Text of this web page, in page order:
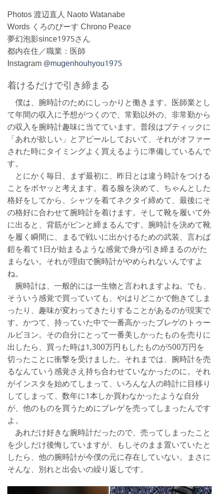
Photos 渡辺直人 Naoto Watanabe
Words くろのぴーす Chrono Peace
夢幻泡影since1975さん
都内在住／職業：医師
Instagram@mugenhouhyou1975
着けるだけで引き締まる
僕は、腕時計のためにしっかりと働きます。医師業とし
て年間の収入に予想がつくので、常勤以外の、非常勤から
の収入を腕時計趣味に当てています。普段はブティックに
「あれが欲しい」とアピールしておいて、それがオファー
された時にタイミングよく買えるように準備しているんで
す。
とにかく毎日、まず最初に、昨日とは違う時計をつける
ことをボヤッと考えます。着る服を決めて、ちゃんとした
格好をしてから、シャツを着てネクタイ締めて、最後にそ
の格好に合わせて腕時計を着けます。そして靴を履いて外
に出ると、背筋がピンと締まるんです。腕時計を決めて靴
を履く瞬間に、まるで戦いに出かけるための武装、言わば
鎧を着て1日が始まるような感覚で身が引き締まるのがた
まらない。それが理由で腕時計がやめられないんですよ
ね。
腕時計は、一般的には一生物と言われますよね。でも、
そういう感覚で買っていても、やはりどこかで飽きてしま
ったり、趣味が変わってきたりすることがあるのが現実で
す。かつて、持っていた中で一番高かったブレゲのトゥー
ルビヨン。その自分にとって一番美しかったものを売りに
出したら、買った時は1,300万円もしたものが500万円を
切ったことに衝撃を受けました。それまでは、腕時計を売
るなんていう感覚さえ持ち合わせていなかったのに。それ
がインスタを始めてしまって、いろんな人の時計に目移り
してしまって、数年に1本しか買わなかったような自分
が、他のものを買うためにブレゲを売ってしまったんです
よ。
あれだけ好きな腕時計だったので、売ってしまったこと
を少しだけ後悔していますが、もしそのまま置いていたと
したら、他の腕時計が今僕の元に存在していない。まさに
そんな、別れと出会いの繰り返しです。